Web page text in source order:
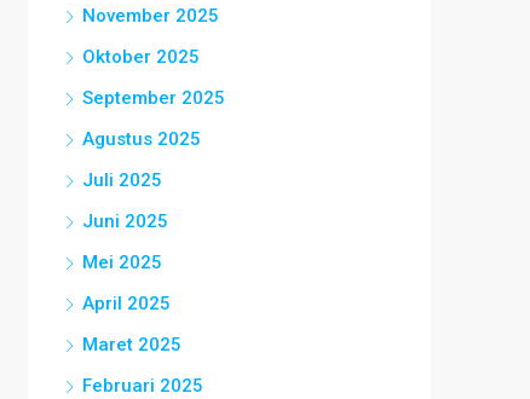
November 2025
Oktober 2025
September 2025
Agustus 2025
Juli 2025
Juni 2025
Mei 2025
April 2025
Maret 2025
Februari 2025